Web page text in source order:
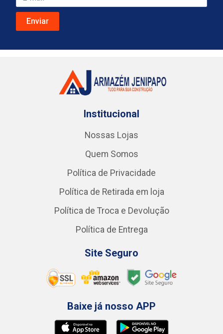
Institucional
Nossas Lojas
Quem Somos
Política de Privacidade
Política de Retirada em loja
Política de Troca e Devolução
Política de Entrega
Site Seguro
Baixe já nosso APP